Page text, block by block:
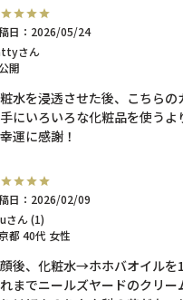
開
日 2026/05/24
水を浸透させた後、こちらの
にいろいろな化粧品を使う
1
都 40代 女性
日 2026/02/09
後、化粧水→ホホバオイルを
までニールズヤードのクリ